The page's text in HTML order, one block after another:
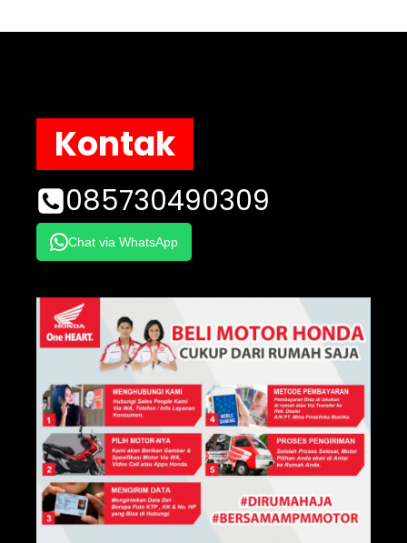
Kontak
085730490309
Chat via WhatsApp